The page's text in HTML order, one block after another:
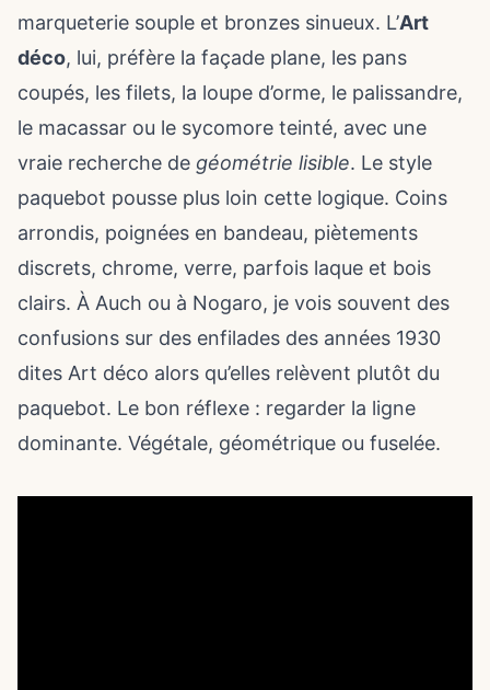
marqueterie souple et bronzes sinueux. L’Art
déco, lui, préfère la façade plane, les pans
coupés, les filets, la loupe d’orme, le palissandre,
le macassar ou le sycomore teinté, avec une
vraie recherche de géométrie lisible. Le style
paquebot pousse plus loin cette logique. Coins
arrondis, poignées en bandeau, piètements
discrets, chrome, verre, parfois laque et bois
clairs. À Auch ou à Nogaro, je vois souvent des
confusions sur des enfilades des années 1930
dites Art déco alors qu’elles relèvent plutôt du
paquebot. Le bon réflexe : regarder la ligne
dominante. Végétale, géométrique ou fuselée.